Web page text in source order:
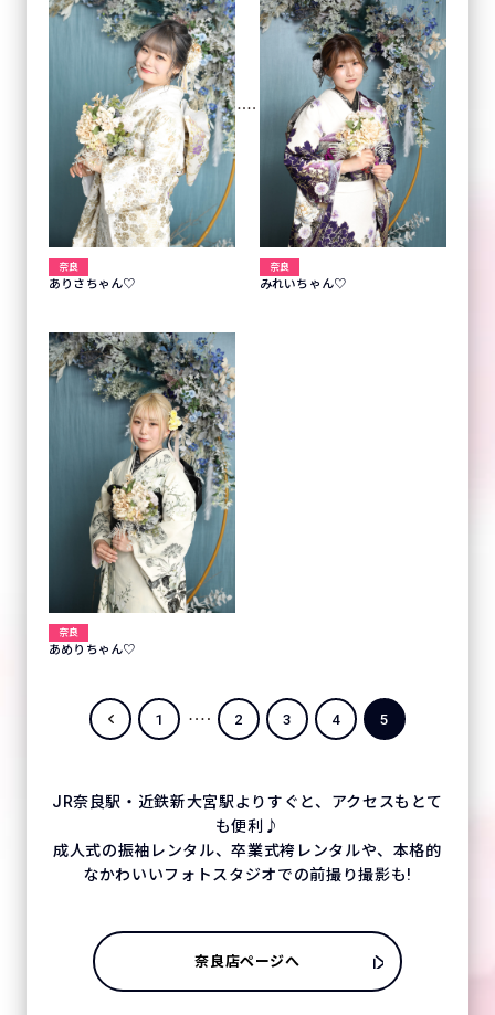
奈良
ありさちゃん♡
奈良
みれいちゃん♡
奈良
あめりちゃん♡
1 2 3 4 5
JR奈良駅・近鉄新大宮駅よりすぐと、アクセスもとて
も便利♪
成人式の振袖レンタル、卒業式袴レンタルや、本格的
なかわいいフォトスタジオでの前撮り撮影も!
奈良店ページへ